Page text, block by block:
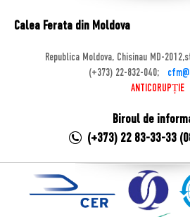
Calea Ferata din Moldova
Republica Moldova, Chisinau MD-
(+373) 22-832-040;
ANTICORUPȚIE
Biroul de
(+373) 22 83-33-33